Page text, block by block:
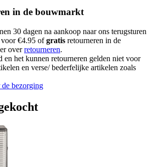
in de bouwmarkt
30 dagen na aankoop naar ons terugsturen
€4.95 ofgratis retourneren in de
overretourneren.
en het kunnen retourneren gelden niet voor
en verse/ bederfelijke artikelen zoals
bezorging